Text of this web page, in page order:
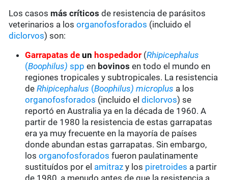
Los casos más críticos de resistencia de parásitos
veterinarios a losorganofosforados (incluido el
diclorvos) son:
Garrapatas deun hospedador (Rhipicephalus
(Boophilus)spp en bovinos en todo el mundo en
regiones tropicales y subtropicales. La resistencia
deRhipicephalus (Boophilus) microplus a los
organofosforados (incluido eldiclorvos) se
reportó en Australia ya en la década de 1960. A
partir de 1980 la resistencia de estas garrapatas
era ya muy frecuente en la mayoría de países
donde abundan estas garrapatas. Sin embargo,
losorganofosforados fueron paulatinamente
sustituídos por el amitraz y los piretroides a partir